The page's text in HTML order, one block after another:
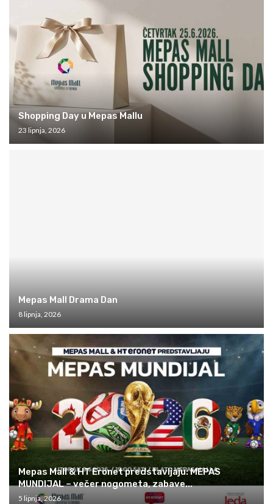
Shopping Day u Mepas Mallu
23 lipnja, 2026
Mepas Mall Drama Dan
8 lipnja, 2026
Mepas Mall & HT Eronet predstavljaju: MEPAS
MUNDIJAL – večer nogometa, zabave...
5 lipnja, 2026